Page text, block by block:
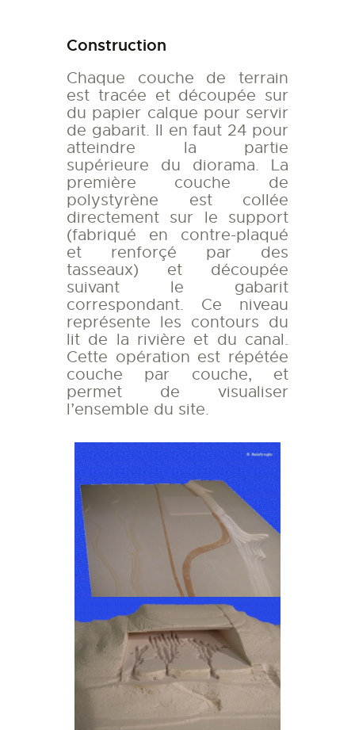
Construction
Chaque couche de terrain
est tracée et découpée sur
du papier calque pour servir
de gabarit. Il en faut 24 pour
atteindre la partie
supérieure du diorama. La
première couche de
polystyrène est collée
directement sur le support
(fabriqué en contre-plaqué
et renforçé par des
tasseaux) et découpée
suivant le gabarit
correspondant. Ce niveau
représente les contours du
lit de la rivière et du canal.
Cette opération est répétée
couche par couche, et
permet de visualiser
l’ensemble du site.